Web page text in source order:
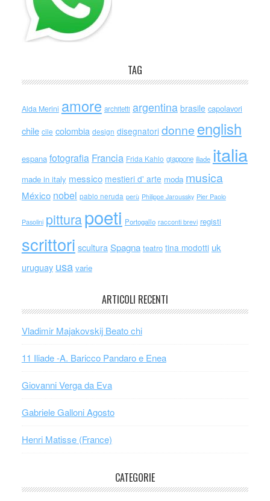
TAG
Alda Merini amore architetti argentina brasile capolavori
chile cile colombia design disegnatori donne english
espana fotografia Francia Frida Kahlo giappone iliade italia
made in italy messico mestieri d' arte moda musica
México nobel pablo neruda perù Philippe Jaroussky Pier Paolo
Pasolini pitturapoeti Portogallo racconti brevi registi
scrittori scultura Spagna teatro tina modotti uk
uruguay usa varie
ARTICOLI RECENTI
Vladimir Majakovskij Beato chi
11 Iliade -A. Baricco Pandaro e Enea
Giovanni Verga da Eva
Gabriele Galloni Agosto
Henri Matisse (France)
CATEGORIE